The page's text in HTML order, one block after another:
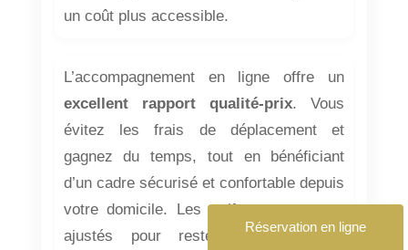
un coût plus accessible.
L’accompagnement en ligne offre un
excellent rapport qualité-prix. Vous
évitez les frais de déplacement et
gagnez du temps, tout en bénéficiant
d’un cadre sécurisé et confortable depuis
votre domicile. Les tarifs sont souvent
ajustés pour rester accessibles à
Réservation en ligne